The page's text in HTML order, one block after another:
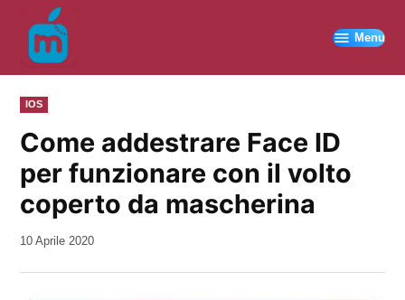
contenuto
Menu
PUBBLICATO
IN
IOS
Come addestrare Face ID
per funzionare con il volto
coperto da mascherina
da
10 Aprile 2020